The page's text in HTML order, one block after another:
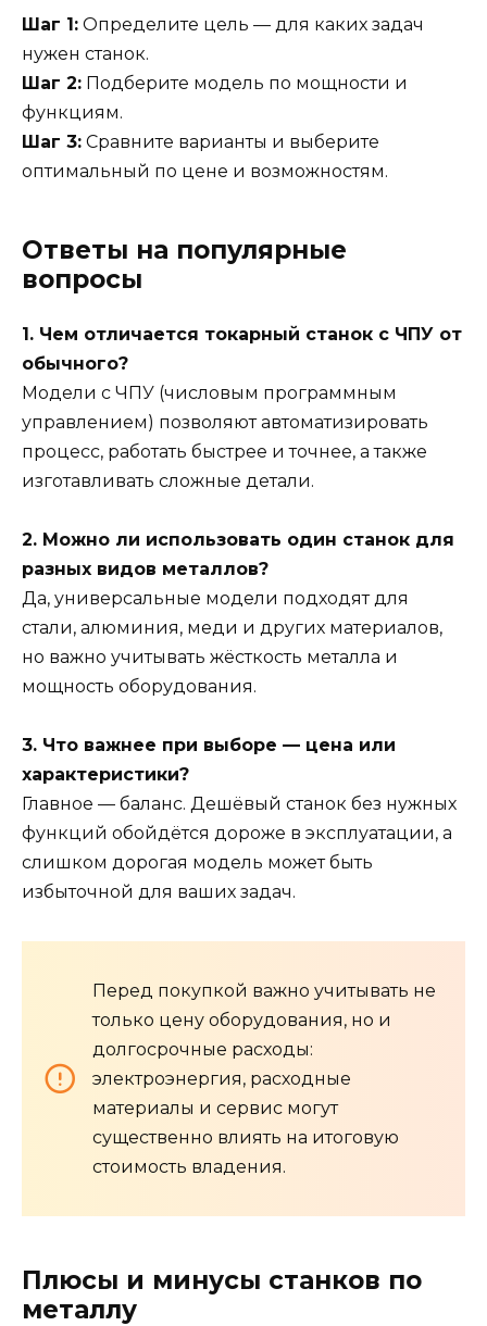
Шаг 1: Определите цель — для каких задач
нужен станок.
Шаг 2: Подберите модель по мощности и
функциям.
Шаг 3: Сравните варианты и выберите
оптимальный по цене и возможностям.
Ответы на популярные
вопросы
1. Чем отличается токарный станок с ЧПУ от
обычного?
Модели с ЧПУ (числовым программным
управлением) позволяют автоматизировать
процесс, работать быстрее и точнее, а также
изготавливать сложные детали.
2. Можно ли использовать один станок для
разных видов металлов?
Да, универсальные модели подходят для
стали, алюминия, меди и других материалов,
но важно учитывать жёсткость металла и
мощность оборудования.
3. Что важнее при выборе — цена или
характеристики?
Главное — баланс. Дешёвый станок без нужных
функций обойдётся дороже в эксплуатации, а
слишком дорогая модель может быть
избыточной для ваших задач.
Перед покупкой важно учитывать не
только цену оборудования, но и
долгосрочные расходы:
электроэнергия, расходные
материалы и сервис могут
существенно влиять на итоговую
стоимость владения.
Плюсы и минусы станков по
металлу